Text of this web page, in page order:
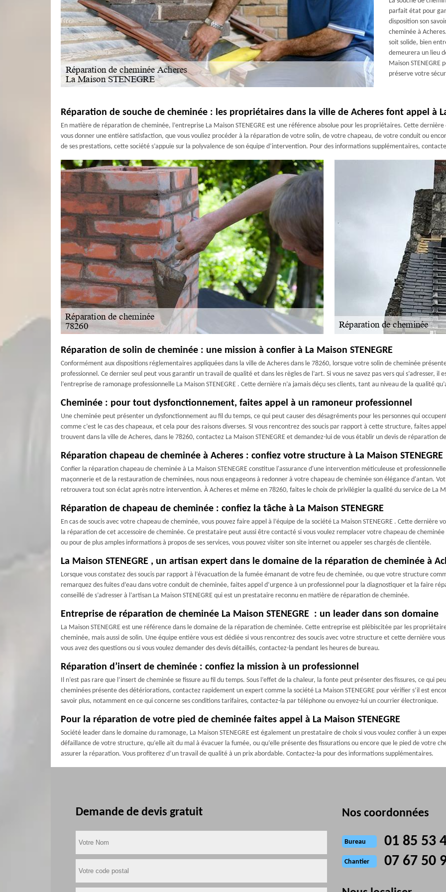
parfait état pour
disposition son
cheminée à
soit solide, bien
demeurera un lieu
Maison
préserve votre
Réparation de souche de cheminée : les propriétaires dans la ville de Acheres font appel à La
En matière de réparation de cheminée, l’entreprise La Maison STENEGRE est une référence absolue pour les propriétaires. Cette
vous donner une entière satisfaction, que vous vouliez procéder à la réparation de votre solin, de votre chapeau, de votre conduit ou
de ses prestations, cette société s’appuie sur la polyvalence de son équipe d’intervention. Pour des informations supplémentaires,
Réparation de solin de cheminée : une mission à confier à La Maison STENEGRE
Conformément aux dispositions réglementaires appliquées dans la ville de Acheres dans le 78260, lorsque votre solin de cheminée
professionnel. Ce dernier seul peut vous garantir un travail de qualité et dans les règles de l’art. Si vous ne savez pas vers qui s’adresser,
l’entreprise de ramonage professionnelle La Maison STENEGRE . Cette dernière n’a jamais déçu ses clients, tant au niveau de la qualité
Cheminée : pour tout dysfonctionnement, faites appel à un ramoneur professionnel
Une cheminée peut présenter un dysfonctionnement au fil du temps, ce qui peut causer des désagréments pour les personnes qui
comme c’est le cas des chapeaux, et cela pour des raisons diverses. SI vous rencontrez des soucis par rapport à cette structure, faites
trouvent dans la ville de Acheres, dans le 78260, contactez La Maison STENEGRE et demandez-lui de vous établir un devis de réparation
Réparation chapeau de cheminée à Acheres : confiez votre structure à La Maison STENEGRE
Confier la réparation chapeau de cheminée à La Maison STENEGRE constitue l'assurance d'une intervention méticuleuse et
maçonnerie et de la restauration de cheminées, nous nous engageons à redonner à votre chapeau de cheminée son élégance d'antan.
retrouvera tout son éclat après notre intervention. À Acheres et même en 78260, faites le choix de privilégier la qualité du service de La
Réparation de chapeau de cheminée : confiez la tâche à La Maison STENEGRE
En cas de soucis avec votre chapeau de cheminée, vous pouvez faire appel à l’équipe de la société La Maison STENEGRE . Cette
la réparation de cet accessoire de cheminée. Ce prestataire peut aussi être contacté si vous voulez remplacer votre chapeau de
ou pour de plus amples informations à propos de ses services, vous pouvez visiter son site internet ou appeler ses chargés de clientèle.
La Maison STENEGRE , un artisan expert dans le domaine de la réparation de cheminée à
Lorsque vous constatez des soucis par rapport à l’évacuation de la fumée émanant de votre feu de cheminée, ou que votre structure
remarquez des fuites d’eau dans votre conduit de cheminée, faites appel d’urgence à un professionnel pour la diagnostiquer et la faire
conseillé de s’adresser à l’artisan La Maison STENEGRE qui est un prestataire reconnu en matière de réparation de cheminée.
Entreprise de réparation de cheminée La Maison STENEGRE : un leader dans son domaine
La Maison STENEGRE est une référence dans le domaine de la réparation de cheminée. Cette entreprise est plébiscitée par les
cheminée, mais aussi de solin. Une équipe entière vous est dédiée si vous rencontrez des soucis avec votre structure et cette dernière
vous avez des questions ou si vous voulez demander des devis détaillés, contactez-la pendant les heures de bureau.
Réparation d’insert de cheminée : confiez la mission à un professionnel
Il n’est pas rare que l’insert de cheminée se fissure au fil du temps. Sous l’effet de la chaleur, la fonte peut présenter des fissures, ce qui
cheminées présente des détériorations, contactez rapidement un expert comme la société La Maison STENEGRE pour vérifier s’il est
savoir plus, notamment en ce qui concerne ses conditions tarifaires, contactez-la par téléphone ou envoyez-lui un courrier électronique.
Pour la réparation de votre pied de cheminée faites appel à La Maison STENEGRE
Société leader dans le domaine du ramonage, La Maison STENEGRE est également un prestataire de choix si vous voulez confier à un
défaillance de votre structure, qu’elle ait du mal à évacuer la fumée, ou qu’elle présente des fissurations ou encore que le pied de votre
assurer la réparation. Vous profiterez d’un travail de qualité à un prix abordable. Contactez-la pour des informations supplémentaires.
Demande de devis gratuit Nos coordonnées
Bureau 01 85 53
Chantier 07 67 50